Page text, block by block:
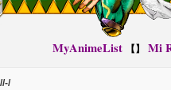
MyAnimeList 【】 Mi